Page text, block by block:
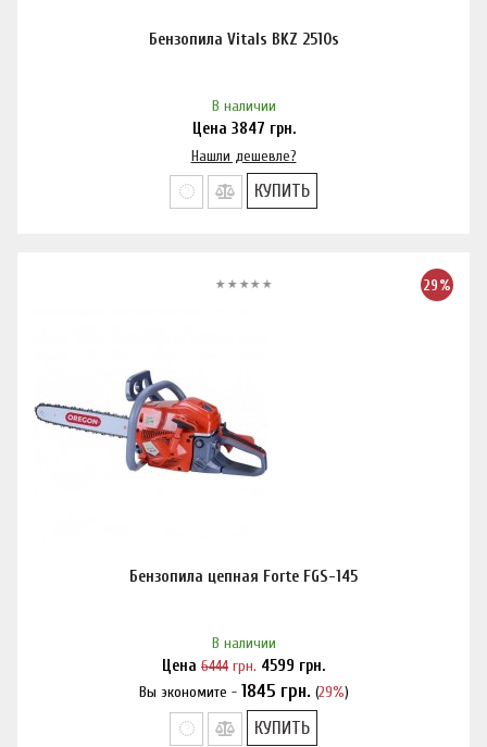
Бензопила Vitals BKZ 2510s
В наличии
Цена 3847 грн.
Нашли дешевле?
КУПИТЬ
29%
Бензопила цепная Forte FGS-145
В наличии
Цена 6444 грн. 4599 грн.
Вы экономите - 1845 грн. (29%)
Нашли дешевле?
КУПИТЬ